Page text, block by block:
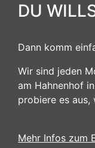
DU
Dann komm
Wir sind jeden
am Hahnenhof
probiere es aus,
Mehr Infos zum